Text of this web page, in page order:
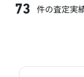
73 件の査定実